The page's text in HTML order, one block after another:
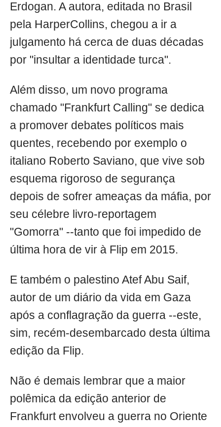
Erdogan. A autora, editada no Brasil
pela HarperCollins, chegou a ir a
julgamento há cerca de duas décadas
por "insultar a identidade turca".
Além disso, um novo programa
chamado "Frankfurt Calling" se dedica
a promover debates políticos mais
quentes, recebendo por exemplo o
italiano Roberto Saviano, que vive sob
esquema rigoroso de segurança
depois de sofrer ameaças da máfia, por
seu célebre livro-reportagem
"Gomorra" --tanto que foi impedido de
última hora de vir à Flip em 2015.
E também o palestino Atef Abu Saif,
autor de um diário da vida em Gaza
após a conflagração da guerra --este,
sim, recém-desembarcado desta última
edição da Flip.
Não é demais lembrar que a maior
polêmica da edição anterior de
Frankfurt envolveu a guerra no Oriente